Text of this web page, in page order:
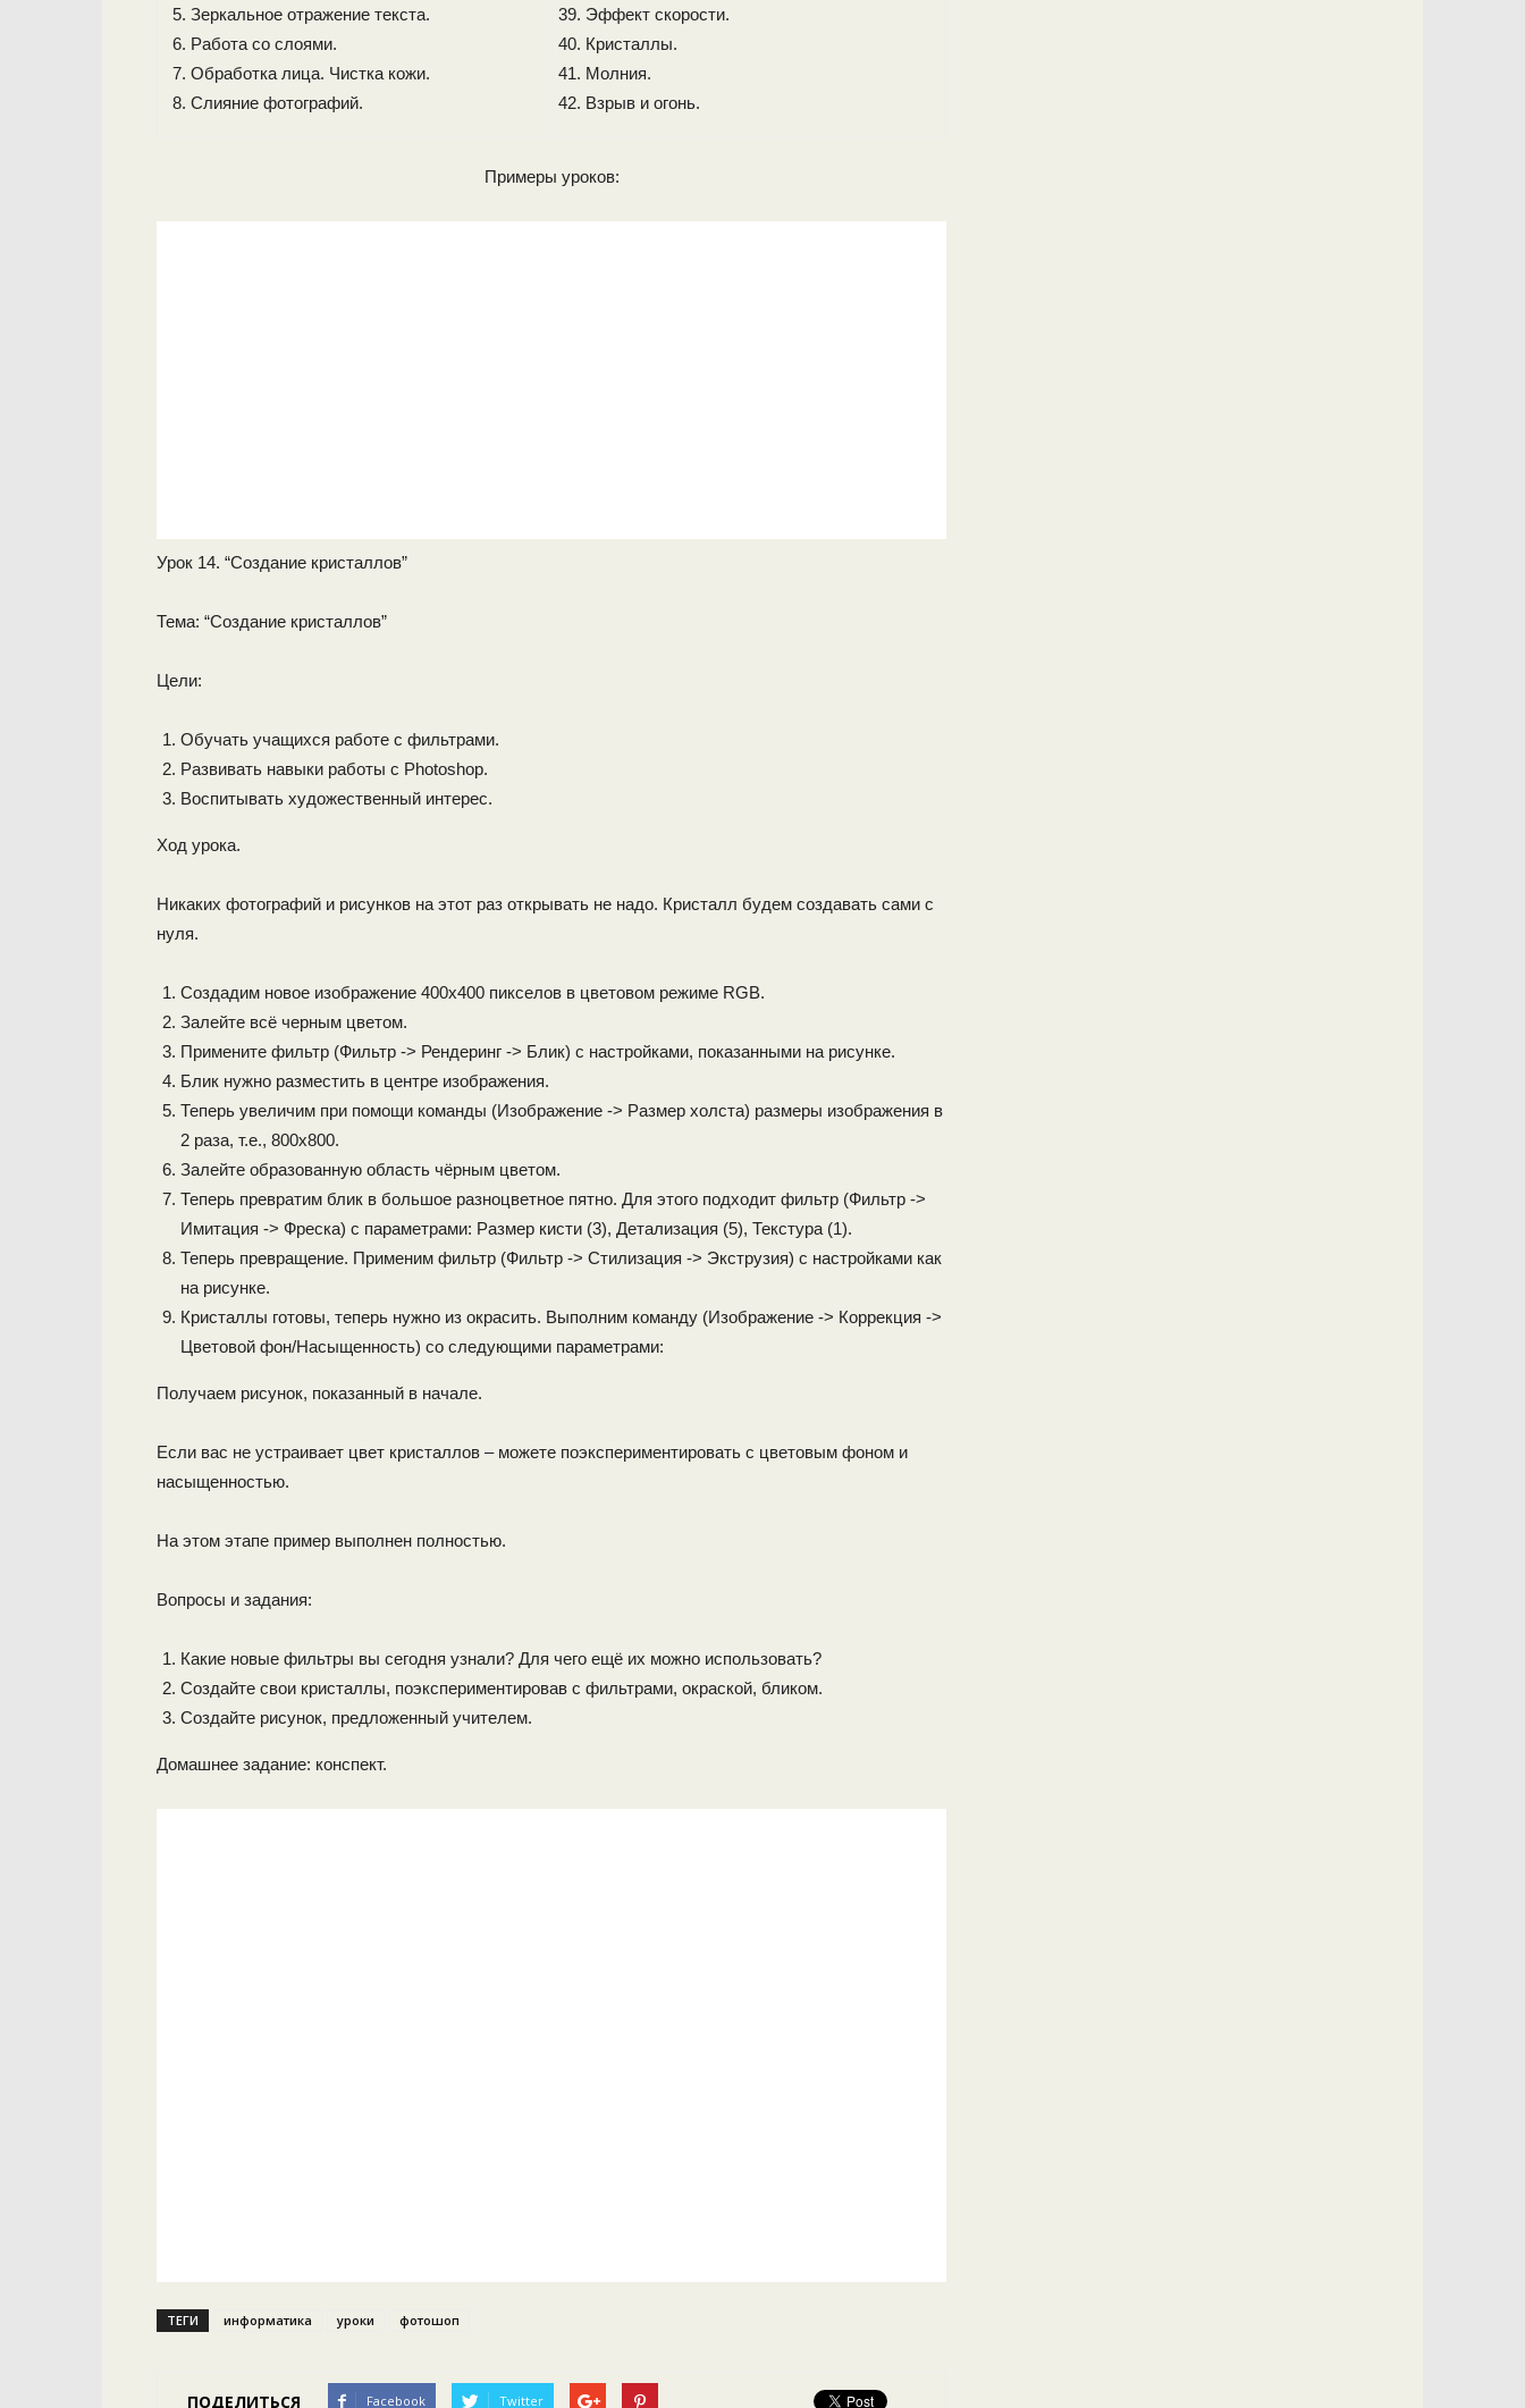
Зеркальное отражение текста.
Работа со слоями.
Обработка лица. Чистка кожи.
Слияние фотографий.
Эффект скорости.
Кристаллы.
Молния.
Взрыв и огонь.
Примеры уроков:
Урок 14. “Создание кристаллов”
Тема: “Создание кристаллов”
Цели:
Обучать учащихся работе с фильтрами.
Развивать навыки работы с Photoshop.
Воспитывать художественный интерес.
Ход урока.
Никаких фотографий и рисунков на этот раз открывать не надо. Кристалл будем создавать сами с
нуля.
Создадим новое изображение 400х400 пикселов в цветовом режиме RGB.
Залейте всё черным цветом.
Примените фильтр (Фильтр -> Рендеринг -> Блик) с настройками, показанными на рисунке.
Блик нужно разместить в центре изображения.
Теперь увеличим при помощи команды (Изображение -> Размер холста) размеры изображения в
2 раза, т.е., 800х800.
Залейте образованную область чёрным цветом.
Теперь превратим блик в большое разноцветное пятно. Для этого подходит фильтр (Фильтр ->
Имитация -> Фреска) с параметрами: Размер кисти (3), Детализация (5), Текстура (1).
Теперь превращение. Применим фильтр (Фильтр -> Стилизация -> Экструзия) с настройками как
на рисунке.
Кристаллы готовы, теперь нужно из окрасить. Выполним команду (Изображение -> Коррекция ->
Цветовой фон/Насыщенность) со следующими параметрами:
Получаем рисунок, показанный в начале.
Если вас не устраивает цвет кристаллов – можете поэкспериментировать с цветовым фоном и
насыщенностью.
На этом этапе пример выполнен полностью.
Вопросы и задания:
Какие новые фильтры вы сегодня узнали? Для чего ещё их можно использовать?
Создайте свои кристаллы, поэкспериментировав с фильтрами, окраской, бликом.
Создайте рисунок, предложенный учителем.
Домашнее задание: конспект.
ТЕГИ информатика уроки фотошоп
ПОДЕЛИТЬСЯ Facebook Twitter